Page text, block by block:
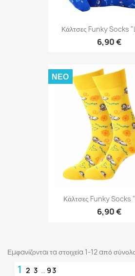
Κάλτσες Funky Socks
6,90 €
Κάλτσες Funky Socks
6,90 €
ΝΈΟ
Εμφανίζονται τα στοιχεία 1-12 από
1 2 3 … 93